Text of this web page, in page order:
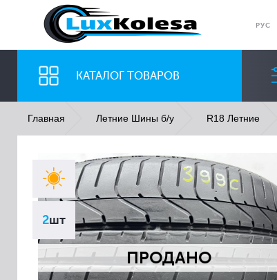
РУС
КАТАЛОГ ТОВАРОВ
ШИНЫ ДИСКИ
Ширина
Все
Профиль
Все
Главная Летние Шины б/у R18 Летние
ПРОДАНО
2шт